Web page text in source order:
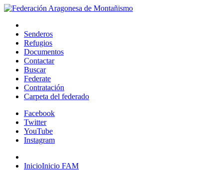
Senderos
Refugios
Documentos
Contactar
Buscar
Federate
Contratación
Carpeta del federado
Facebook
Twitter
YouTube
Instagram
InicioInicio FAM